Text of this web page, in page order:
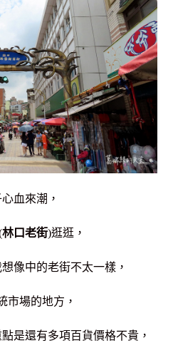
血來潮，
林口老街)逛逛，
像中的老街不太一樣，
市場的地方，
是還有多項百貨價格不貴，